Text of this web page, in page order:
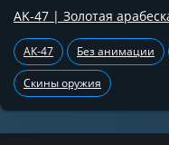
AK-47 | Золотая
АК-47 Без анимации
Скины оружия